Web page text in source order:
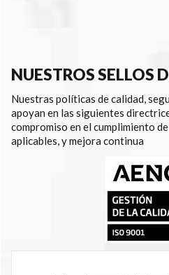
NUESTROS SELLOS
Nuestras políticas de calidad,
apoyan en las siguientes
compromiso en el cumplimiento
aplicables, y mejora continua